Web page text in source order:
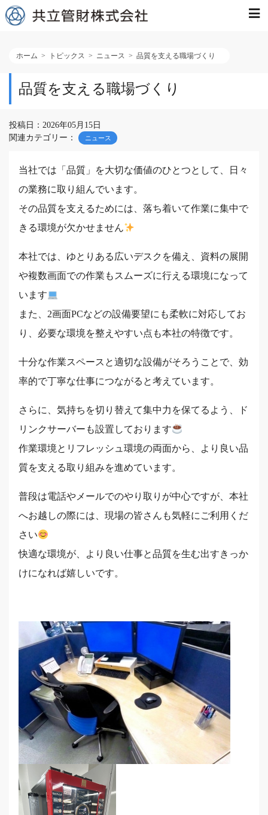
ホーム トピックス ニュース 品質を支える職場づくり
品質を支える職場づくり
投稿日：2026年05月15日
関連カテゴリー：
ニュース
当社では「品質」を大切な価値のひとつとして、日々
の業務に取り組んでいます。
その品質を支えるためには、落ち着いて作業に集中で
きる環境が欠かせません
本社では、ゆとりある広いデスクを備え、資料の展開
や複数画面での作業もスムーズに行える環境になって
います
また、2画面PCなどの設備要望にも柔軟に対応してお
り、必要な環境を整えやすい点も本社の特徴です。
十分な作業スペースと適切な設備がそろうことで、効
率的で丁寧な仕事につながると考えています。
さらに、気持ちを切り替えて集中力を保てるよう、ド
リンクサーバーも設置しております
作業環境とリフレッシュ環境の両面から、より良い品
質を支える取り組みを進めています。
普段は電話やメールでのやり取りが中心ですが、本社
へお越しの際には、現場の皆さんも気軽にご利用くだ
さい
快適な環境が、より良い仕事と品質を生む出すきっか
けになれば嬉しいです。